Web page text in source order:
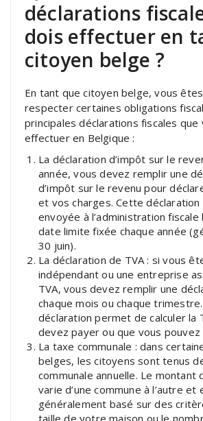
déclarations
dois effectuer en
citoyen belge ?
En tant que citoyen belge, vous
respecter certaines obligations
principales déclarations fiscales que
effectuer en Belgique :
La déclaration d’impôt sur le
année, vous devez remplir une
d’impôt sur le revenu pour
et vos charges. Cette
envoyée à l’administration fiscale
date limite fixée chaque année
30 juin).
La déclaration de TVA : si vous
indépendant ou une entreprise
TVA, vous devez remplir une
chaque mois ou chaque
déclaration permet de calculer la
devez payer ou que vous
La taxe communale : dans
belges, les citoyens sont tenus
communale annuelle. Le
varie d’une commune à l’autre et
généralement basé sur des
taille de votre maison ou le